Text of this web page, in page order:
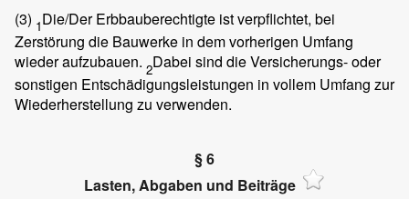
(3) 1Die/Der Erbbauberechtigte ist verpflichtet, bei
Zerstörung die Bauwerke in dem vorherigen Umfang
wieder aufzubauen. 2Dabei sind die Versicherungs- oder
sonstigen Entschädigungsleistungen in vollem Umfang zur
Wiederherstellung zu verwenden.
§ 6
Lasten, Abgaben und Beiträge